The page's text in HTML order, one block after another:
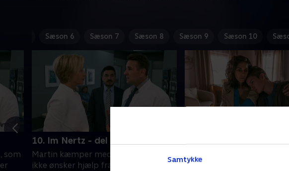
Samtykke
Sæson 6 Sæson 7 Sæson 8 Sæson 9 Sæson 10
som
10. Im Nertz - del 2
Martin kæmper med en patient, som
ikke ønsker hjælp fra ham. Hun er
17-årige Noah opsøger
praksis på grund af feber,